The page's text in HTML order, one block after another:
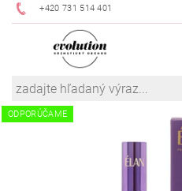
+420 731 514 401
ODPORÚČAME